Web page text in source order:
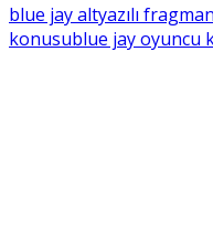
blue jay altyazılı fragman
konusublue jay oyuncu